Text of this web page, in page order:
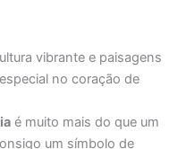
vibrante e paisagens
no coração de
é muito mais do que um
um símbolo de